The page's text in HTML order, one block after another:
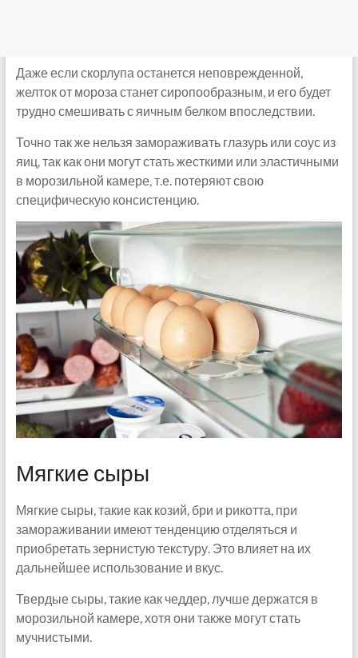
Даже если скорлупа останется неповрежденной,
желток от мороза станет сиропообразным, и его будет
трудно смешивать с яичным белком впоследствии.
Точно так же нельзя замораживать глазурь или соус из
яиц, так как они могут стать жесткими или эластичными
в морозильной камере, т.е. потеряют свою
специфическую консистенцию.
Мягкие сыры
Мягкие сыры, такие как козий, бри и рикотта, при
замораживании имеют тенденцию отделяться и
приобретать зернистую текстуру. Это влияет на их
дальнейшее использование и вкус.
Твердые сыры, такие как чеддер, лучше держатся в
морозильной камере, хотя они также могут стать
мучнистыми.